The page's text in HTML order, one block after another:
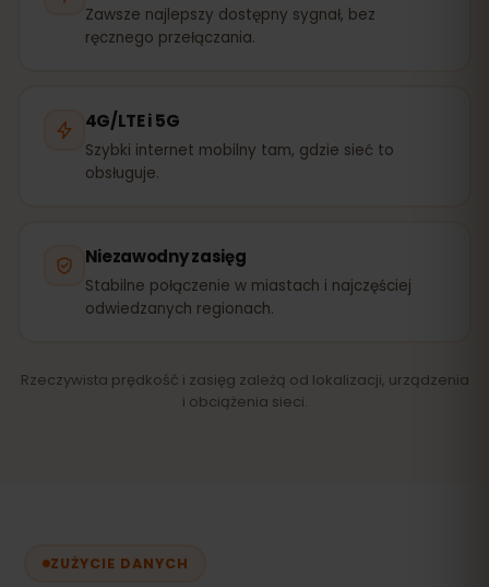
Zawsze najlepszy dostępny sygnał, bez
ręcznego przełączania.
4G/LTE i 5G
Szybki internet mobilny tam, gdzie sieć to
obsługuje.
Niezawodny zasięg
Stabilne połączenie w miastach i najczęściej
odwiedzanych regionach.
Rzeczywista prędkość i zasięg zależą od lokalizacji, urządzenia
i obciążenia sieci.
ZUŻYCIE DANYCH